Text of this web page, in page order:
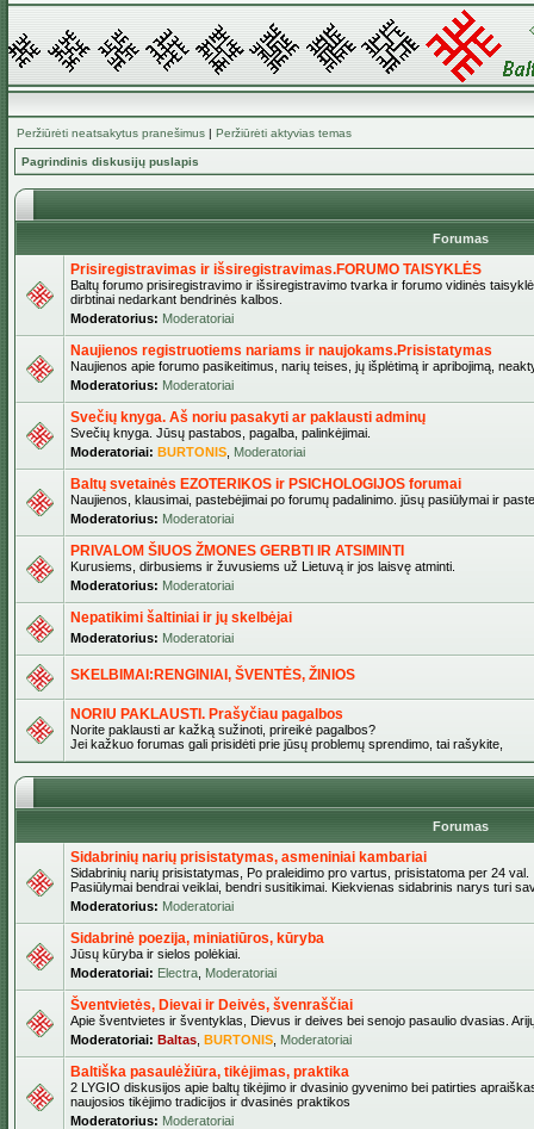
Peržiūrėti neatsakytus pranešimus | Peržiūrėti aktyvias temas
Pagrindinis diskusijų puslapis
Forumas
Prisiregistravimas ir išsiregistravimas.FORUMO TAISYKLĖS
Baltų forumo prisiregistravimo ir išsiregistravimo tvarka ir forumo vidinės
dirbtinai nedarkant bendrinės kalbos.
Moderatorius: Moderatoriai
Naujienos registruotiems nariams ir naujokams.Prisistatymas
Naujienos apie forumo pasikeitimus, narių teises, jų išplėtimą ir apribojimą,
Moderatorius: Moderatoriai
Svečių knyga. Aš noriu pasakyti ar paklausti adminų
Svečių knyga. Jūsų pastabos, pagalba, palinkėjimai.
Moderatoriai: BURTONIS Moderatoriai
Baltų svetainės EZOTERIKOS ir PSICHOLOGIJOS forumai
Naujienos, klausimai, pastebėjimai po forumų padalinimo. jūsų pasiūlymai ir
Moderatorius: Moderatoriai
PRIVALOM ŠIUOS ŽMONES GERBTI IR ATSIMINTI
Kurusiems, dirbusiems ir žuvusiems už Lietuvą ir jos laisvę atminti.
Moderatorius: Moderatoriai
Nepatikimi šaltiniai ir jų skelbėjai
Moderatorius: Moderatoriai
SKELBIMAI:RENGINIAI, ŠVENTĖS, ŽINIOS
NORIU PAKLAUSTI. Prašyčiau pagalbos
Norite paklausti ar kažką sužinoti, prireikė pagalbos?
Jei kažkuo forumas gali prisidėti prie jūsų problemų sprendimo, tai rašykite,
Forumas
Sidabrinių narių prisistatymas, asmeniniai kambariai
Sidabrinių narių prisistatymas, Po praleidimo pro vartus, prisistatoma per 24 val.
Pasiūlymai bendrai veiklai, bendri susitikimai. Kiekvienas sidabrinis narys turi
Moderatorius: Moderatoriai
Sidabrinė poezija, miniatiūros, kūryba
Jūsų kūryba ir sielos polėkiai.
Moderatoriai: Electra Moderatoriai
Šventvietės, Dievai ir Deivės, švenraščiai
Apie šventvietes ir šventyklas, Dievus ir deives bei senojo pasaulio dvasias.
Moderatoriai: Baltas BURTONIS Moderatoriai
Baltiška pasaulėžiūra, tikėjimas, praktika
2 LYGIO diskusijos apie baltų tikėjimo ir dvasinio gyvenimo bei patirties
naujosios tikėjimo tradicijos ir dvasinės praktikos
Moderatorius: Moderatoriai